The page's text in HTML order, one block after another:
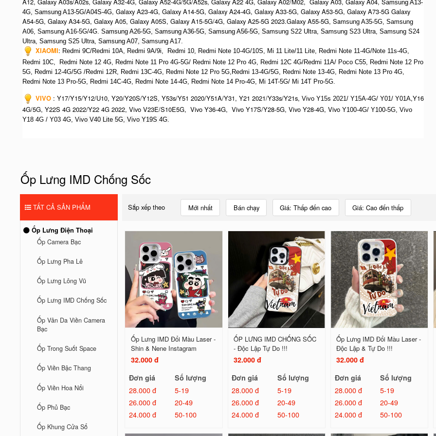
A12, Galaxy A03s/A02s, Galaxy A32-4G, Galaxy A52-4G/5G/A52s, Galaxy A22 4G, Galaxy A02/M02, Galaxy A03, Galaxy A04, Samsung A13-
4G, Samsung A13-5G/A04S-4G, Galaxy A23-4G, Galaxy A14-5G, Galaxy A24-4G, Galaxy A33-5G, Galaxy A53-5G, Galaxy A73-5G Galaxy
A54-5G, Galaxy A34-5G, Galaxy A05, Galaxy A05S, Galaxy A15-5G/4G, Galaxy A25-5G 2023.Galaxy A55-5G, Samsung A35-5G, Samsung
A06, Samsung A16-5G/4G. Samsung A26-5G, Samsung A36-5G, Samsung A56-5G, Samsung S22 Ultra, Samsung S23 Ultra, Samsung S24
Ultra, Samsung S25 Ultra, Samsung A07, Samsung A17.
XIAOMI: Redmi 9C/Redmi 10A, Redmi 9A/9i, Redmi 10, Redmi Note 10-4G/10S, Mi 11 Lite/11 Lite, Redmi Note 11-4G/Note 11s-4G,
Redmi 10C, Redmi Note 12 4G, Redmi Note 11 Pro 4G-5G/ Redmi Note 12 Pro 4G, Redmi 12C 4G/Redmi 11A/ Poco C55, Redmi Note 12 Pro
5G, Redmi 12-4G/5G /Redmi 12R, Redmi 13C-4G, Redmi Note 12 Pro 5G,Redmi 13-4G/5G, Redmi Note 13-4G, Redmi Note 13 Pro 4G,
Redmi Note 13 Pro-5G, Redmi 14C-4G, Redmi Note 14-4G, Redmi Note 14 Pro-4G, Mi 14T-5G/ Mi 14T Pro-5G.
VIVO : Y17/Y15/Y12/U10, Y20/Y20S/Y12S, Y53s/Y51 2020/Y51A/Y31, Y21 2021/Y33s/Y21s, Vivo Y15s 2021/ Y15A-4G/ Y01/ Y01A,Y16
4G/5G, Y22S 4G 2022/Y22 4G 2022, Vivo V23E/S10E5G, Vivo Y36-4G, Vivo Y17S/Y28-5G, Vivo Y28-4G, Vivo Y100-4G/ Y100-5G, Vivo
Y18 4G / Y03 4G, Vivo V40 Lite 5G, Vivo Y19S 4G.
Ốp Lưng IMD Chống Sốc
TẤT CẢ SẢN PHẨM
Ốp Lưng Điện Thoại
Ốp Camera Bạc
Ốp Lưng Pha Lê
Ốp Lưng Lông Vũ
Ốp Lưng IMD Chống Sốc
Ốp Vân Da Viền Camera
Bạc
Ốp Trong Suốt Space
Ốp Viền Bậc Thang
Ốp Viền Hoa Nổi
Ốp Phủ Bạc
Ốp Khung Cửa Sổ
Sắp xếp theo Mới nhất Bán chạy Giá: Thấp đến cao Giá: Cao đến thấp
Ốp Lưng IMD Đổi Màu Laser -
Shin & Nene Instagram
32.000 đ
Đơn giá
Số lượng
28.000 đ
5-19
26.000 đ
20-49
24.000 đ
50-100
ỐP LƯNG IMD CHỐNG SỐC
- Độc Lập Tự Do !!!
32.000 đ
Đơn giá
Số lượng
28.000 đ
5-19
26.000 đ
20-49
24.000 đ
50-100
Ốp Lưng IMD Đổi Màu Laser -
Độc Lập & Tự Do !!!
32.000 đ
Đơn giá
Số lượng
28.000 đ
5-19
26.000 đ
20-49
24.000 đ
50-100